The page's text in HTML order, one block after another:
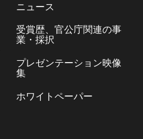
ニュース
受賞歴、官公庁関連の事
業・採択
プレゼンテーション映像
集
ホワイトペーパー